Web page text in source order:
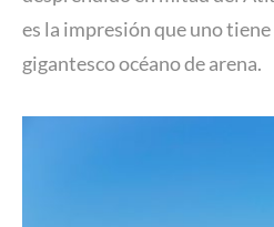
es la impresión que uno
gigantesco océano de arena.